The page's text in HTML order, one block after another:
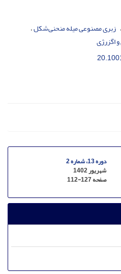
زبری مصنوعی میله منحنی‌شکل
اگزرژی
دوره 13، شماره 2
شهریور 1402
صفحه112-127